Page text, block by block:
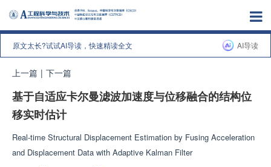
原文太长?试试AI导读，快速精读全文 AI导读
上一篇 | 下一篇
基于自适应卡尔曼滤波加速度与位移融合的结构位
移实时估计
Real-time Structural Displacement Estimation by Fusing Acceleration
and Displacement Data with Adaptive Kalman Filter